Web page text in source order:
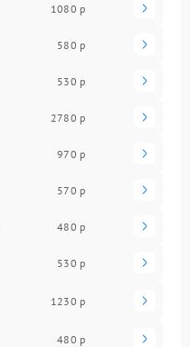
1080 р
580 р
530 р
2780 р
970 р
570 р
480 р
530 р
1230 р
480 р